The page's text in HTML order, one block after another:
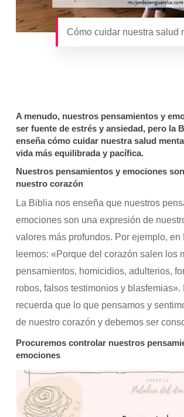
Cómo cuidar nuestra salud
A menudo, nuestros pensamientos y
ser fuente de estrés y ansiedad, pero la
enseña cómo cuidar nuestra salud
vida más equilibrada y pacífica.
Nuestros pensamientos y emociones
nuestro corazón
La Biblia nos enseña que nuestros
emociones son una expresión de
valores más profundos. Por ejemplo, en
leemos: «Porque del corazón salen los
pensamientos, homicidios, adulterios,
robos, falsos testimonios y blasfemias».
recuerda que lo que pensamos y
de nuestro corazón y debemos ser
Procuremos controlar nuestros
emociones